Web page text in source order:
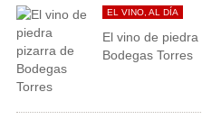
EL VINO, AL DÍA
El vino de
Bodegas Torres